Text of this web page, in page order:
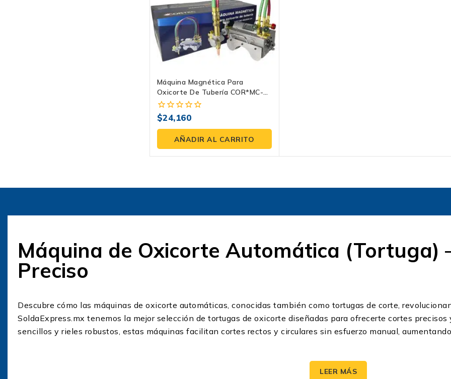
Máquina Magnética Para
Oxicorte De Tubería COR*MC-
MAGOX-CH | Cortec
0
fuera
5
$24,160
AÑADIR AL CARRITO
Máquina de Oxicorte Automática (Tortuga)
Preciso
Descubre cómo las máquinas de oxicorte automáticas, conocidas también como tortugas de corte,
SoldaExpress.mx tenemos la mejor selección de tortugas de oxicorte diseñadas para ofrecerte cortes
sencillos y rieles robustos, estas máquinas facilitan cortes rectos y circulares sin esfuerzo manual,
Beneficios de la Máquina de Oxicorte Tortuga
LEER MÁS